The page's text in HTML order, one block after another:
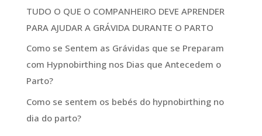
TUDO O QUE O COMPANHEIRO DEVE APRENDER
PARA AJUDAR A GRÁVIDA DURANTE O PARTO
Como se Sentem as Grávidas que se Preparam
com Hypnobirthing nos Dias que Antecedem o
Parto?
Como se sentem os bebés do hypnobirthing no
dia do parto?